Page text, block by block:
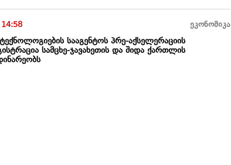
14:58 ეკონომიკა
სააგენტოს პრე-აქსელერაციის
სამცხე-ჯავახეთის და შიდა ქართლის